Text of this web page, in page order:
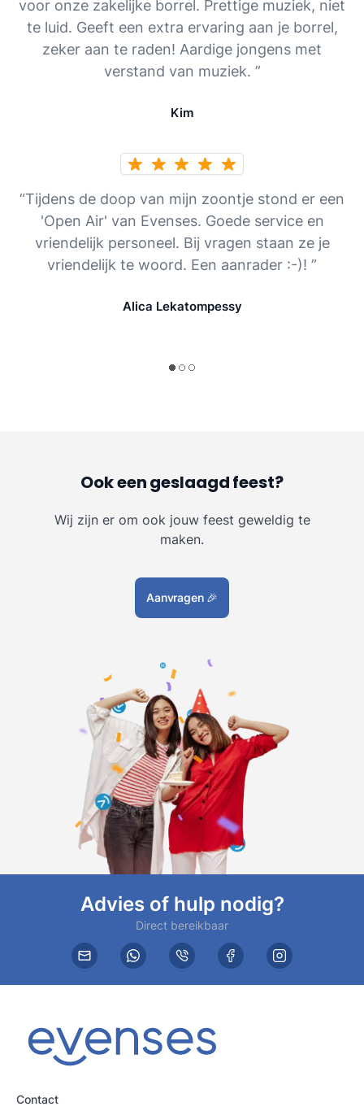
voor onze zakelijke borrel. Prettige muziek, niet
te luid. Geeft een extra ervaring aan je borrel,
zeker aan te raden! Aardige jongens met
verstand van muziek. ”
Kim
“Tijdens de doop van mijn zoontje stond er een
'Open Air' van Evenses. Goede service en
vriendelijk personeel. Bij vragen staan ze je
vriendelijk te woord. Een aanrader :-)! ”
Alica Lekatompessy
Ook een geslaagd feest?
Wij zijn er om ook jouw feest geweldig te
maken.
Aanvragen 🎉
Advies of hulp nodig?
Direct bereikbaar
Contact